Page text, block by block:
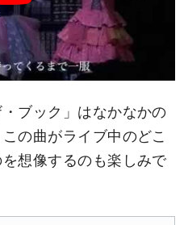
ブック」はなかなかの
の曲がライブ中のどこ
想像するのも楽しみで